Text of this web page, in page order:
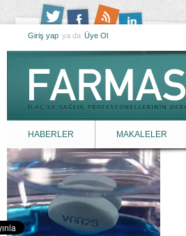
Giriş yap ya da Üye Ol
HABERLER MAKALELER